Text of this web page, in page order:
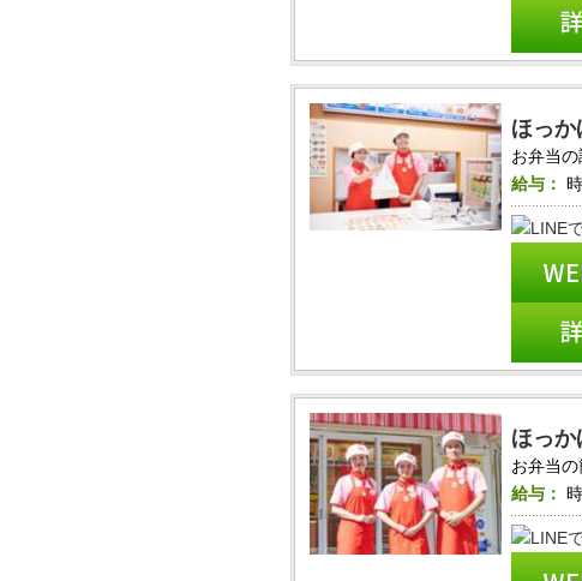
ほっ
お弁当
給与：
ほっ
お弁当
給与：